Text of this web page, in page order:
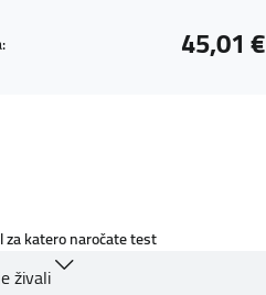
45,01 €
za katero naročate test
živali